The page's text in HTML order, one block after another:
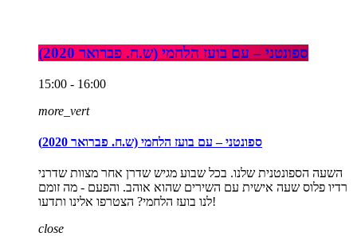
ספונטני – עם בועז הלחמי (ש.ח. פברואר 2020)
15:00 - 16:00
more_vert
ספונטני – עם בועז הלחמי (ש.ח. פברואר 2020)
השעה הספונטנית שלנו. בכל שבוע מגיש שדרן אחר מצוות שדרני
רדיו פלוס שעה אישית עם השירים שהוא אוהב. והפעם - מה זומם
לנו בועז הלחמי? הצטרפו אלינו ותדעו!
close